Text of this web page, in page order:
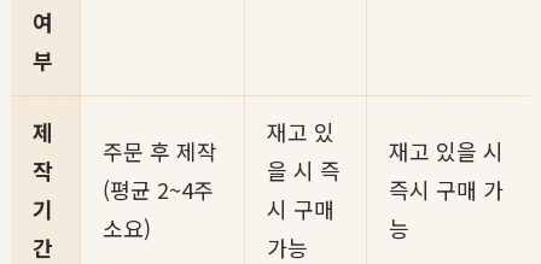
여
부
제
작
기
간
주문 후 제작
(평균 2~4주
소요)
재고 있
을 시 즉
시 구매
가능
재고 있을 시
즉시 구매 가
능